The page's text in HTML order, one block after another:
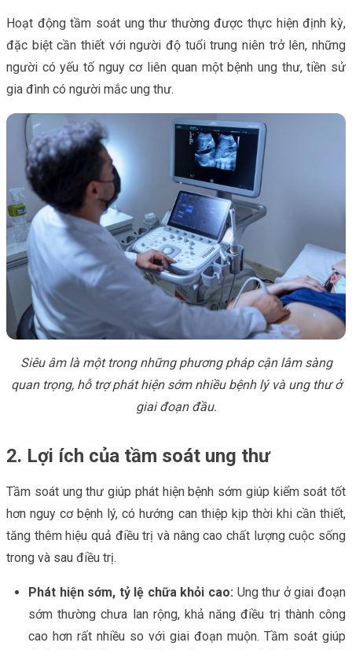
Hoạt động tầm soát ung thư thường được thực hiện định kỳ,
đặc biệt cần thiết với người độ tuổi trung niên trở lên, những
người có yếu tố nguy cơ liên quan một bệnh ung thư, tiền sử
gia đình có người mắc ung thư.
Siêu âm là một trong những phương pháp cận lâm sàng
quan trọng, hỗ trợ phát hiện sớm nhiều bệnh lý và ung thư ở
giai đoạn đầu.
2. Lợi ích của tầm soát ung thư
Tầm soát ung thư giúp phát hiện bệnh sớm giúp kiểm soát tốt
hơn nguy cơ bệnh lý, có hướng can thiệp kịp thời khi cần thiết,
tăng thêm hiệu quả điều trị và nâng cao chất lượng cuộc sống
trong và sau điều trị.
Phát hiện sớm, tỷ lệ chữa khỏi cao: Ung thư ở giai đoạn
sớm thường chưa lan rộng, khả năng điều trị thành công
cao hơn rất nhiều so với giai đoạn muộn. Tầm soát giúp